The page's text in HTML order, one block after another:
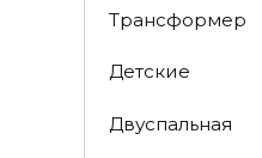
Трансформер
Детские
Двуспальная